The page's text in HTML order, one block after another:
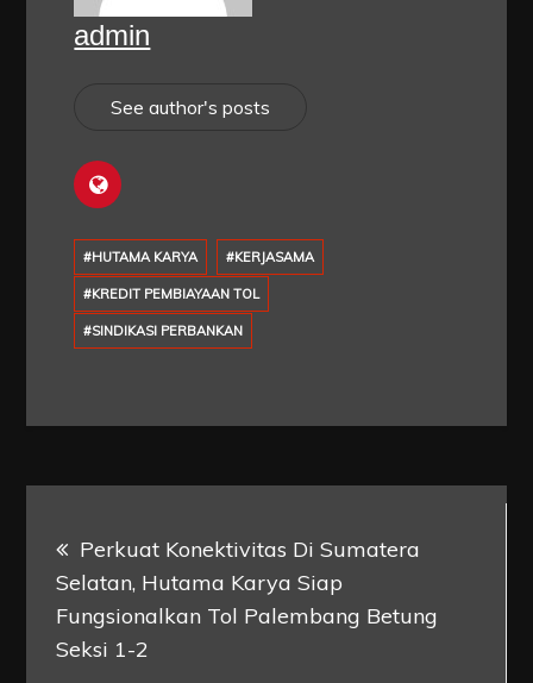
admin
See author's posts
#HUTAMA KARYA #KERJASAMA
#KREDIT PEMBIAYAAN TOL
#SINDIKASI PERBANKAN
navigation
Perkuat Konektivitas Di Sumatera
Selatan, Hutama Karya Siap
Fungsionalkan Tol Palembang Betung
Seksi 1-2